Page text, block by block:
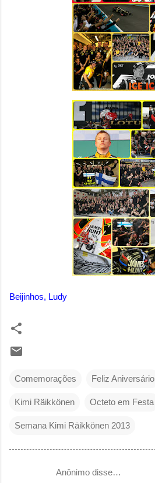
Beijinhos, Ludy
Comemorações Feliz Aniversário
Kimi Räikkönen Octeto em Festa
Semana Kimi Räikkönen 2013
Anônimo disse…